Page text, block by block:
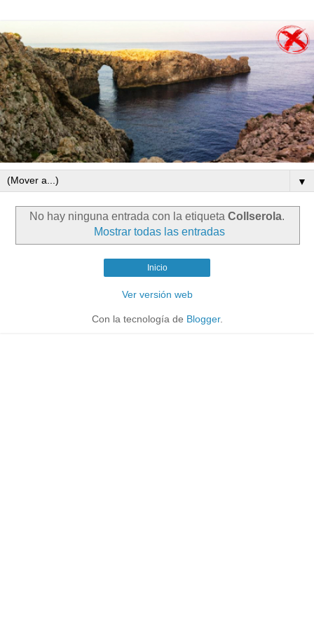
▼
No hay ninguna entrada con la etiqueta Collserola.
Mostrar todas las entradas
Inicio
Ver versión web
Con la tecnología de Blogger.